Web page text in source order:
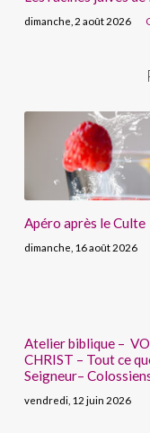
dimanche, 2 août 2026
Apéro après le Culte
dimanche, 16 août 2026
Atelier biblique –
CHRIST – Tout ce
Seigneur–
vendredi, 12 juin 2026